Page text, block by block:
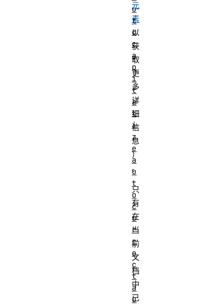
元
素
以
获
取
更
多
详
细
信
息
）
。
只
有
在
当
前
文
档
中
已
u
t
o
c
a
p
i
t
a
l
i
z
e
a
u
t
o
c
o
r
r
e
c
t
a
u